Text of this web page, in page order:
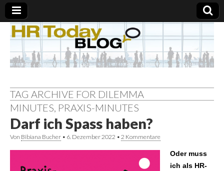
TAG ARCHIVE FOR DILEMMA
MINUTES, PRAXIS-MINUTES
Darf ich Spass haben?
Von Bibiana Bucher • 6. Dezember 2022 • 2 Kommentare
Oder muss
ich als HR-